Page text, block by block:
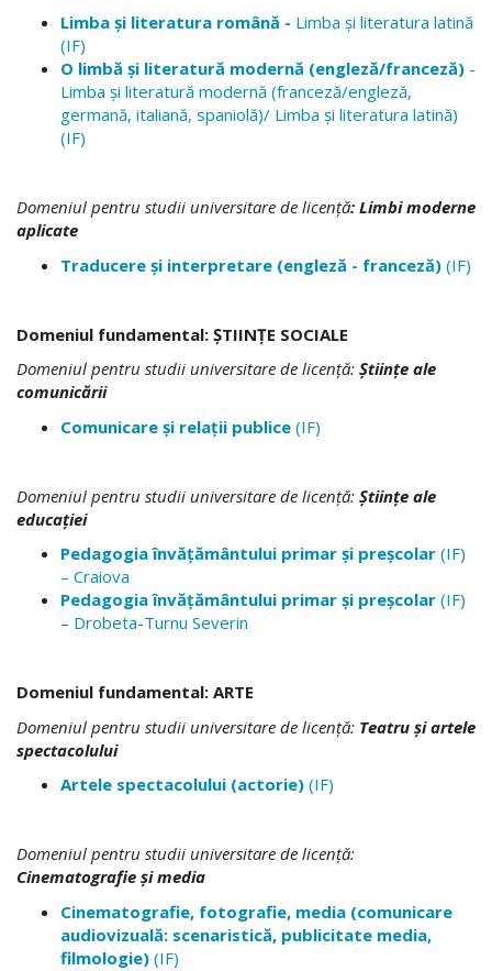
Limba şi literatura română - Limba şi literatura latină
(IF)
O limbă şi literatură modernă (engleză/franceză) -
Limba şi literatură modernă (franceză/engleză,
germană, italiană, spaniolă)/ Limba şi literatura latină)
(IF)
Domeniul pentru studii universitare de licenţă: Limbi moderne
aplicate
Traducere şi interpretare (engleză - franceză) (IF)
Domeniul fundamental: ŞTIINŢE SOCIALE
Domeniul pentru studii universitare de licenţă: Ştiinţe ale
comunicării
Comunicare şi relaţii publice (IF)
Domeniul pentru studii universitare de licenţă: Ştiinţe ale
educaţiei
Pedagogia învăţământului primar şi preşcolar (IF)
– Craiova
Pedagogia învăţământului primar şi preşcolar (IF)
– Drobeta-Turnu Severin
Domeniul fundamental: ARTE
Domeniul pentru studii universitare de licenţă: Teatru şi artele
spectacolului
Artele spectacolului (actorie) (IF)
Domeniul pentru studii universitare de licenţă:
Cinematografie și media
Cinematografie, fotografie, media (comunicare
audiovizuală: scenaristică, publicitate media,
filmologie) (IF)